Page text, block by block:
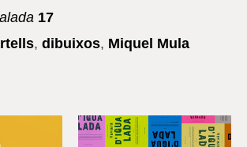
17
, dibuixos, Miquel Mula